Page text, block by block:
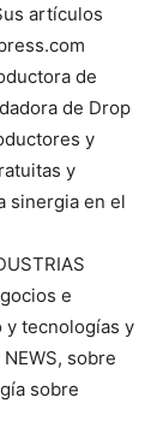
artículos
de
de Drop
y
y
sinergia en el
e
y tecnologías y
sobre
sobre